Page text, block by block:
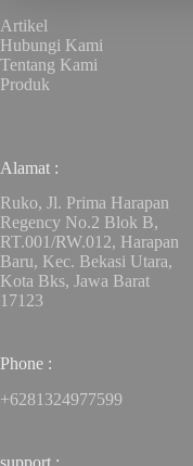
Artikel
Hubungi Kami
Tentang Kami
Produk
Alamat :
Ruko, Jl. Prima Harapan
Regency No.2 Blok B,
RT.001/RW.012, Harapan
Baru, Kec. Bekasi Utara,
Kota Bks, Jawa Barat
17123
Phone :
+6281324977599